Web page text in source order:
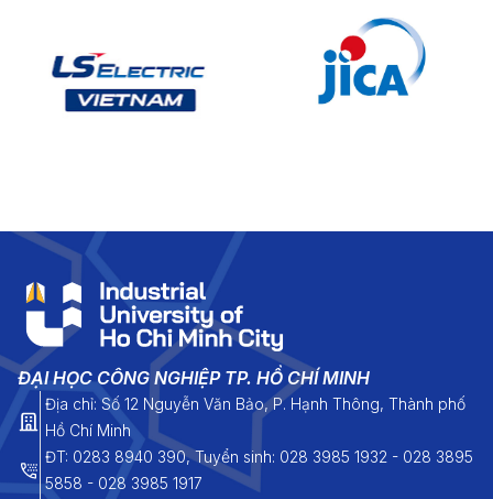
học tập đáng tự
niềm tự hào
ĐẠI HỌC CÔNG NGHIỆP TP. HỒ CHÍ MINH
Địa chỉ: Số 12 Nguyễn Văn Bảo, P. Hạnh Thông, Thành phố
Hồ Chí Minh
ĐT: 0283 8940 390, Tuyển sinh: 028 3985 1932 - 028 3895
5858 - 028 3985 1917